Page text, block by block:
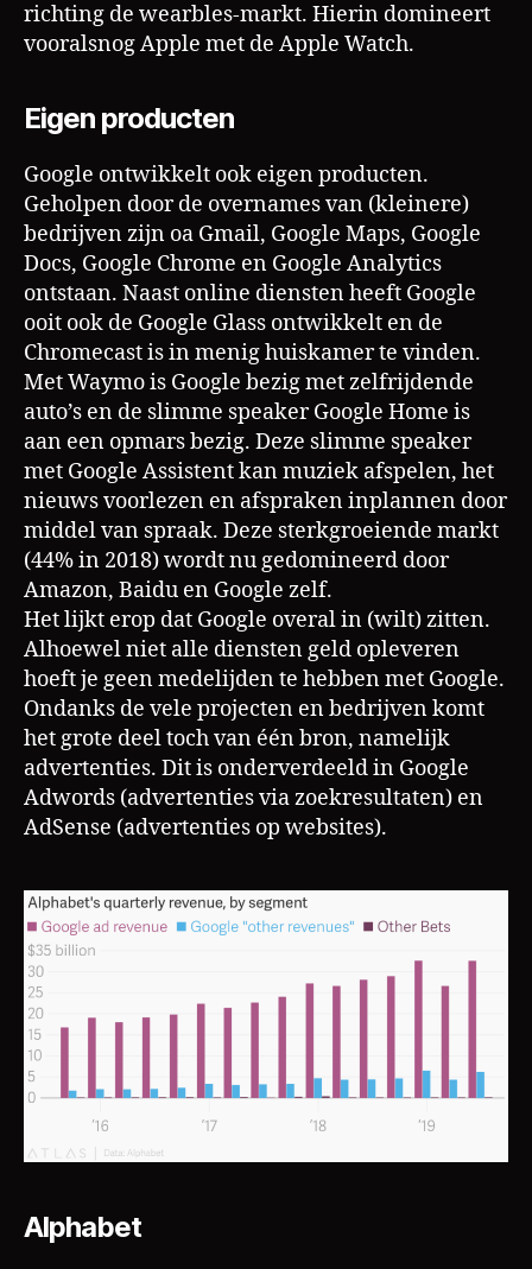
richting de wearbles-markt. Hierin domineert
vooralsnog Apple met de Apple Watch.
Eigen producten
Google ontwikkelt ook eigen producten.
Geholpen door de overnames van (kleinere)
bedrijven zijn oa Gmail, Google Maps, Google
Docs, Google Chrome en Google Analytics
ontstaan. Naast online diensten heeft Google
ooit ook de Google Glass ontwikkelt en de
Chromecast is in menig huiskamer te vinden.
Met Waymo is Google bezig met zelfrijdende
auto’s en de slimme speaker Google Home is
aan een opmars bezig. Deze slimme speaker
met Google Assistent kan muziek afspelen, het
nieuws voorlezen en afspraken inplannen door
middel van spraak. Deze sterkgroeiende markt
(44% in 2018) wordt nu gedomineerd door
Amazon, Baidu en Google zelf.
Het lijkt erop dat Google overal in (wilt) zitten.
Alhoewel niet alle diensten geld opleveren
hoeft je geen medelijden te hebben met Google.
Ondanks de vele projecten en bedrijven komt
het grote deel toch van één bron, namelijk
advertenties. Dit is onderverdeeld in Google
Adwords (advertenties via zoekresultaten) en
AdSense (advertenties op websites).
Alphabet